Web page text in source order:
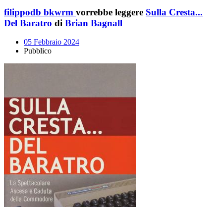
filippodb bkwrm vorrebbe leggere Sulla Cresta...
Del Baratro di Brian Bagnall
05 Febbraio 2024
Pubblico